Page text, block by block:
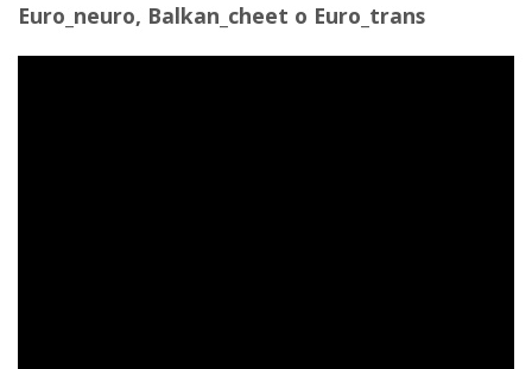
Euro_neuro, Balkan_cheet o Euro_trans